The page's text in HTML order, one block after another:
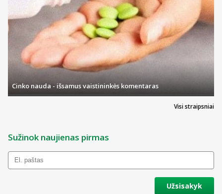
Visi straipsniai
Cinko nauda - išsamus vaistininkės komentaras
Sužinok naujienas pirmas
Užsisakyk